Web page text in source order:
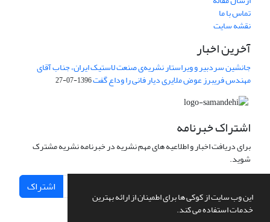
این وب سایت از کوکی ها برای اطمینان از ارائه بهترین
خدمات استفاده می کند.
تماس با ما
نقشه سایت
آخرین اخبار
جانشین سردبیر و ویراستار نشریه‌ی صنعت لاستیک ایران، جناب آقای
مهندس فریبرز عوض ملایری دیار فانی را وداع گفت1396-07-27
اشتراک خبرنامه
برای دریافت اخبار و اطلاعیه های مهم نشریه در خبرنامه نشریه مشترک
شوید.
اشتراک